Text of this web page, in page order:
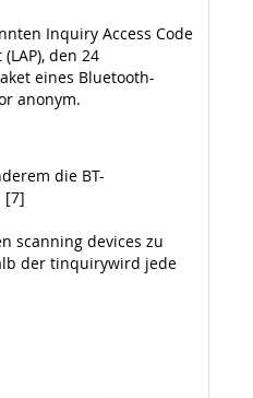
Inquiry Access Code
den 24
eines Bluetooth-
anonym.
die BT-
[7]
scanning devices zu
der tinquirywird jede